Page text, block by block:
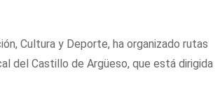
Cultura y Deporte, ha organizado rutas
del Castillo de Argüeso, que está dirigida